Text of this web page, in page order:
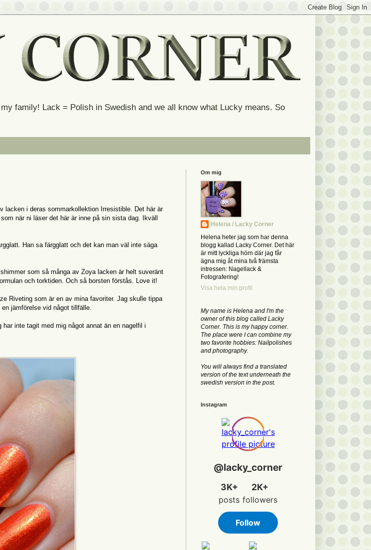
family! Lack = Polish in Swedish and we all know what Lucky means. So
i deras sommarkollektion Irresistible. Det här är
när ni läser det här är inne på sin sista dag. Ikväll
Han sa färgglatt och det kan man väl inte säga
som så många av Zoya lacken är helt suveränt
och torktiden. Och så borsten förstås. Love it!
Riveting som är en av mina favoriter. Jag skulle tippa
jämförelse vid något tillfälle.
inte tagit med mig något annat än en nagelfil i
Om mig
Helena / Lacky Corner
Helena heter jag som har denna
blogg kallad Lacky Corner. Det här
är mitt lyckliga hörn där jag får
ägna mig åt mina två främsta
intressen: Nagellack &
Fotografering!
Visa hela min profil
My name is Helena and I'm the
owner of this blog called Lacky
Corner. This is my happy corner.
The place were I can combine my
two favorite hobbies: Nailpolishes
and photography.
You will always find a translated
version of the text underneath the
swedish version in the post.
Instagram